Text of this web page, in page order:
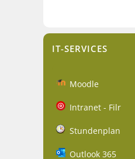
IT-SERVICES
Moodle
Intranet - Filr
Stundenplan
Outlook 365